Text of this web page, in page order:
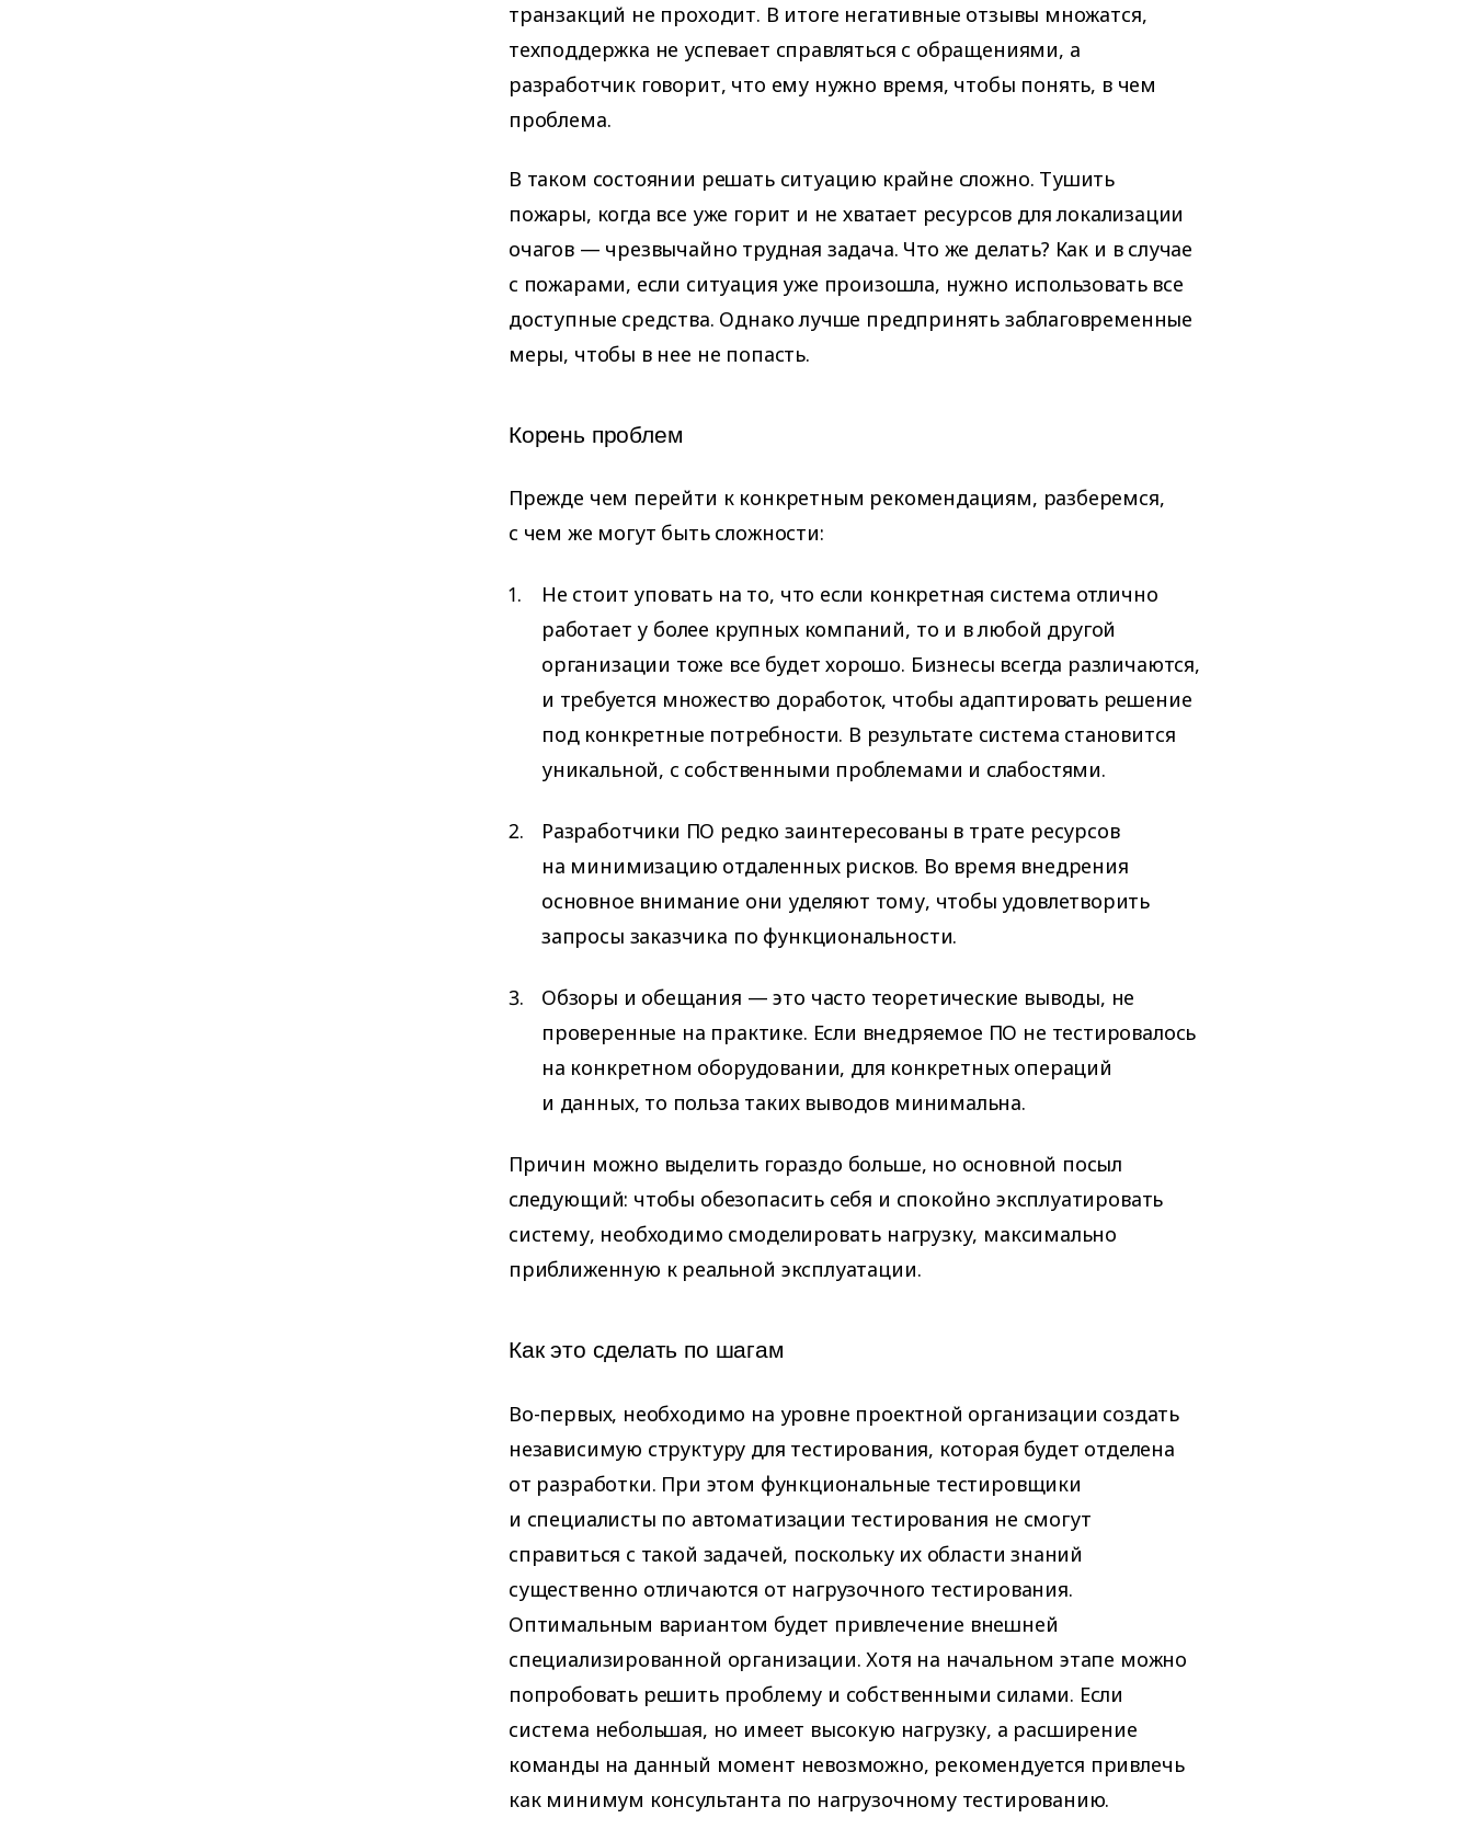
транзакций не проходит. В итоге негативные отзывы множатся,
техподдержка не успевает справляться с обращениями, а
разработчик говорит, что ему нужно время, чтобы понять, в чем
проблема.
В таком состоянии решать ситуацию крайне сложно. Тушить
пожары, когда все уже горит и не хватает ресурсов для локализации
очагов — чрезвычайно трудная задача. Что же делать? Как и в случае
с пожарами, если ситуация уже произошла, нужно использовать все
доступные средства. Однако лучше предпринять заблаговременные
меры, чтобы в нее не попасть.
Корень проблем
Прежде чем перейти к конкретным рекомендациям, разберемся,
с чем же могут быть сложности:
Не стоит уповать на то, что если конкретная система отлично
работает у более крупных компаний, то и в любой другой
организации тоже все будет хорошо. Бизнесы всегда различаются,
и требуется множество доработок, чтобы адаптировать решение
под конкретные потребности. В результате система становится
уникальной, с собственными проблемами и слабостями.
Разработчики ПО редко заинтересованы в трате ресурсов
на минимизацию отдаленных рисков. Во время внедрения
основное внимание они уделяют тому, чтобы удовлетворить
запросы заказчика по функциональности.
Обзоры и обещания — это часто теоретические выводы, не
проверенные на практике. Если внедряемое ПО не тестировалось
на конкретном оборудовании, для конкретных операций
и данных, то польза таких выводов минимальна.
Причин можно выделить гораздо больше, но основной посыл
следующий: чтобы обезопасить себя и спокойно эксплуатировать
систему, необходимо смоделировать нагрузку, максимально
приближенную к реальной эксплуатации.
Как это сделать по шагам
Во-первых, необходимо на уровне проектной организации создать
независимую структуру для тестирования, которая будет отделена
от разработки. При этом функциональные тестировщики
и специалисты по автоматизации тестирования не смогут
справиться с такой задачей, поскольку их области знаний
существенно отличаются от нагрузочного тестирования.
Оптимальным вариантом будет привлечение внешней
специализированной организации. Хотя на начальном этапе можно
попробовать решить проблему и собственными силами. Если
система небольшая, но имеет высокую нагрузку, а расширение
команды на данный момент невозможно, рекомендуется привлечь
как минимум консультанта по нагрузочному тестированию.